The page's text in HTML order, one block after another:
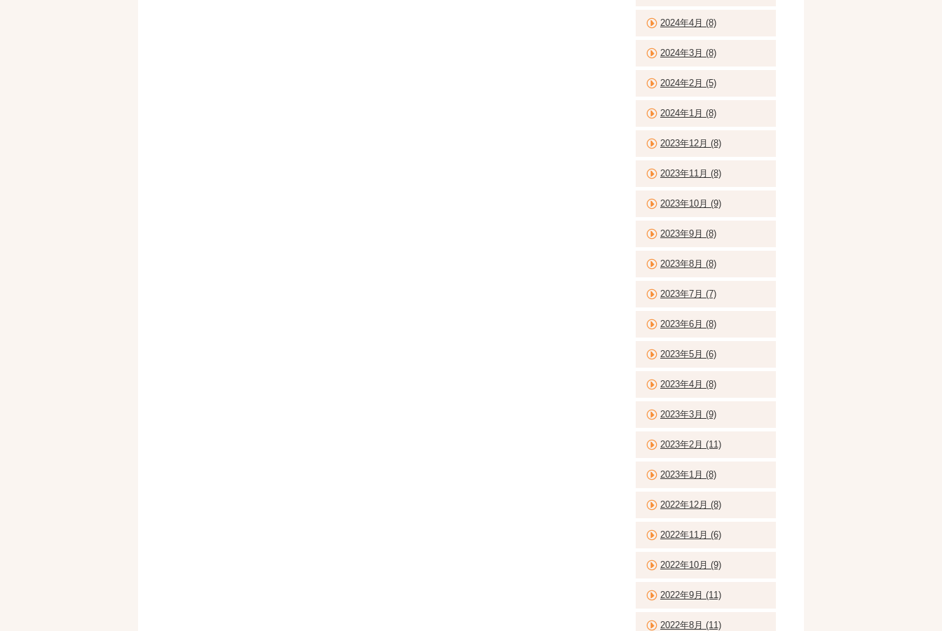
2024年4月 (8)
2024年3月 (8)
2024年2月 (5)
2024年1月 (8)
2023年12月 (8)
2023年11月 (8)
2023年10月 (9)
2023年9月 (8)
2023年8月 (8)
2023年7月 (7)
2023年6月 (8)
2023年5月 (6)
2023年4月 (8)
2023年3月 (9)
2023年2月 (11)
2023年1月 (8)
2022年12月 (8)
2022年11月 (6)
2022年10月 (9)
2022年9月 (11)
2022年8月 (11)